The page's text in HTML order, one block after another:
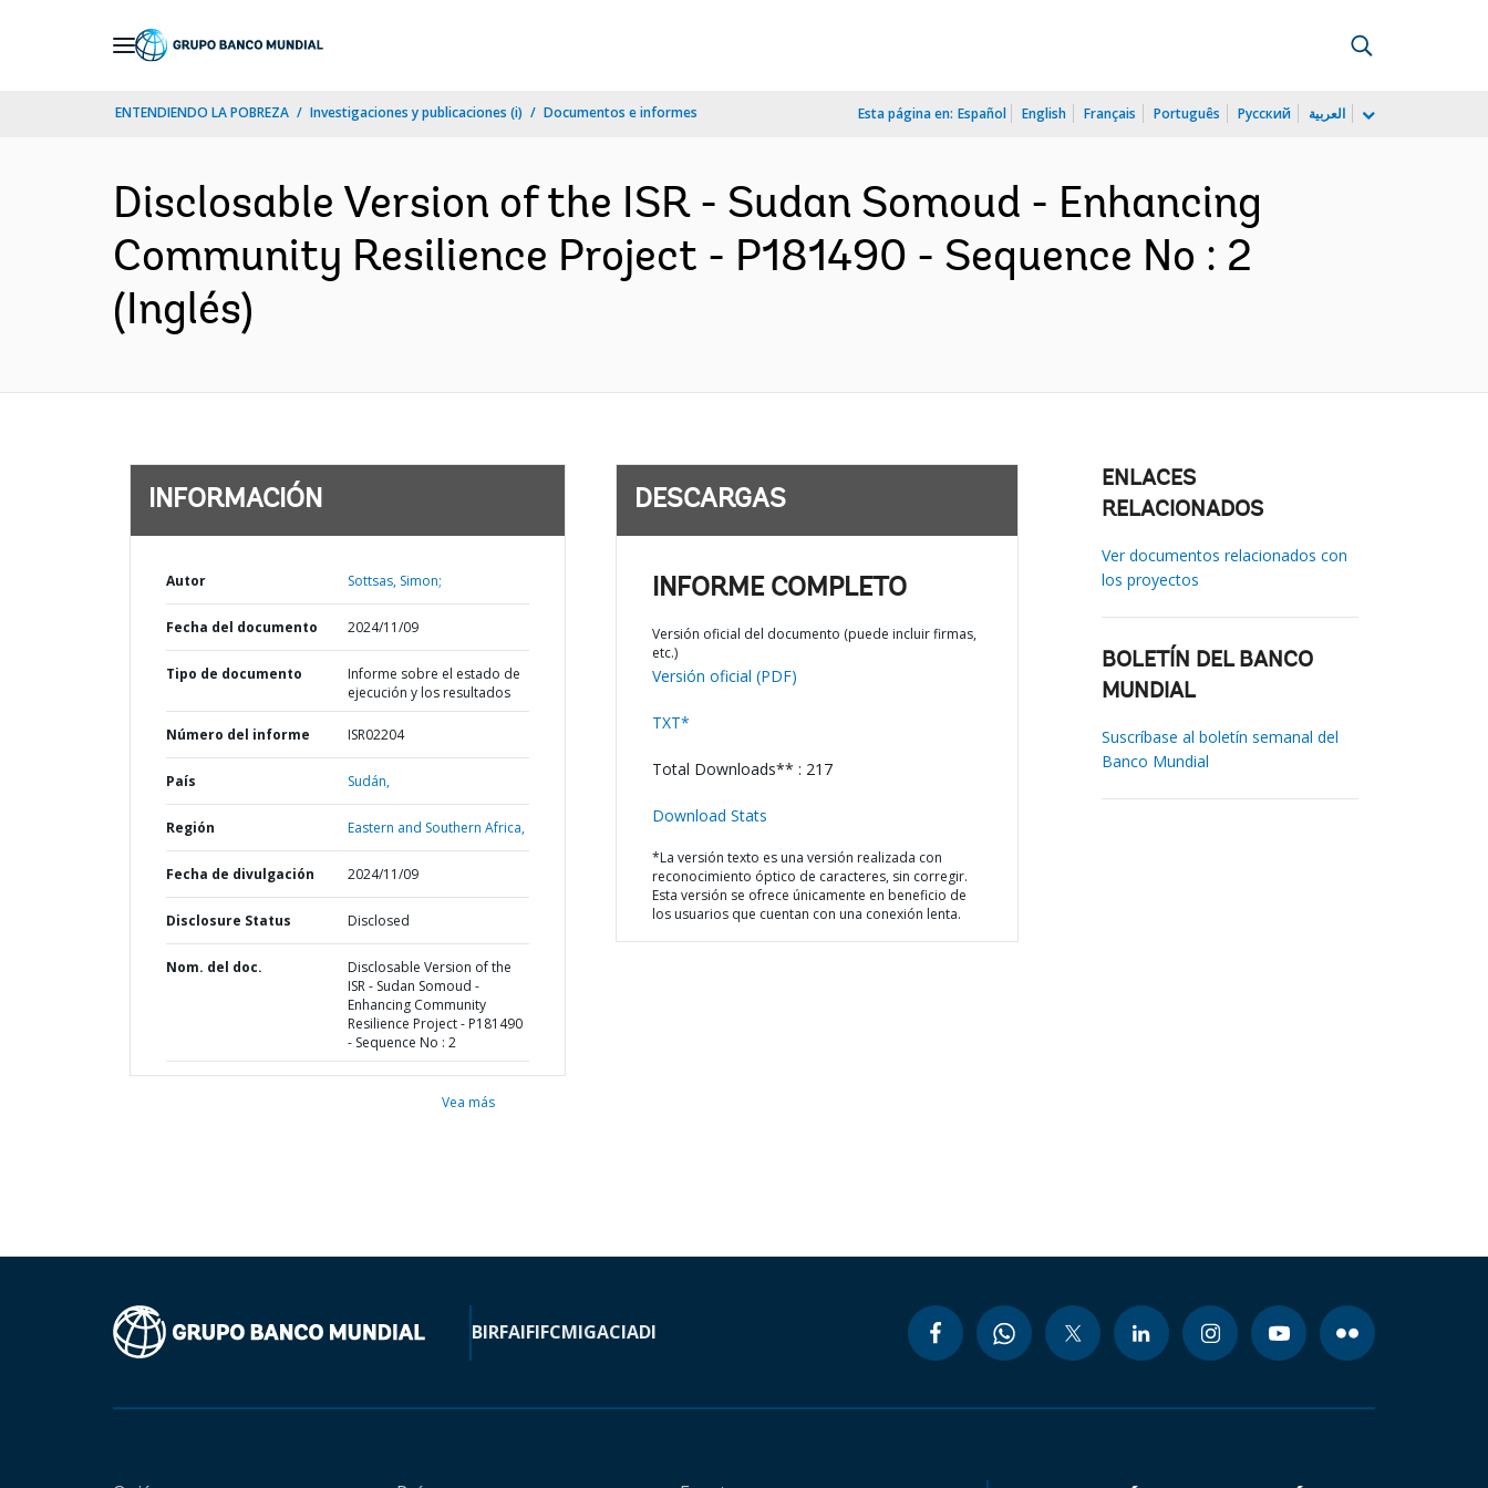
ENTENDIENDO LA POBREZA Investigaciones y publicaciones (i) Documentos e informes Esta página en: Español English Français Português Русский العربية
Disclosable Version of the ISR - Sudan Somoud - Enhancing
Community Resilience Project - P181490 - Sequence No : 2
(Inglés)
INFORMACIÓN
Autor Sottsas, Simon;
Fecha del documento 2024/11/09
Tipo de documento
Informe sobre el estado de
ejecución y los resultados
Número del informe ISR02204
País Sudán,
Región Eastern and Southern Africa,
Fecha de divulgación 2024/11/09
Disclosure Status Disclosed
Nom. del doc.
Disclosable Version of the
ISR - Sudan Somoud -
Enhancing Community
Resilience Project - P181490
- Sequence No : 2
Vea más
DESCARGAS
INFORME COMPLETO
Versión oficial del documento (puede incluir firmas,
etc.)
Versión oficial (PDF)
TXT*
Total Downloads** : 217
Download Stats
*La versión texto es una versión realizada con
reconocimiento óptico de caracteres, sin corregir.
Esta versión se ofrece únicamente en beneficio de
los usuarios que cuentan con una conexión lenta.
ENLACES
RELACIONADOS
Ver documentos relacionados con
los proyectos
BOLETÍN DEL BANCO
MUNDIAL
Suscríbase al boletín semanal del
Banco Mundial
BIRFAIFIFCMIGACIADI